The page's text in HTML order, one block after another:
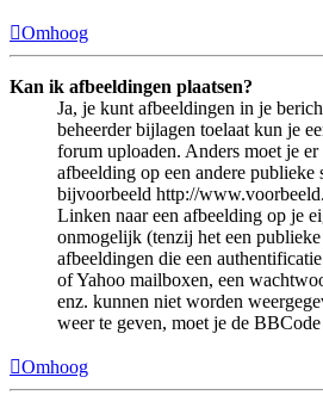
Omhoog
Kan ik afbeeldingen plaatsen?
Ja, je kunt afbeeldingen in je
beheerder bijlagen toelaat kun je
forum uploaden. Anders moet je
afbeelding op een andere publieke
bijvoorbeeld http://
Linken naar een afbeelding op je
onmogelijk (tenzij het een
afbeeldingen die een
of Yahoo mailboxen, een
enz. kunnen niet worden
weer te geven, moet je de
Omhoog